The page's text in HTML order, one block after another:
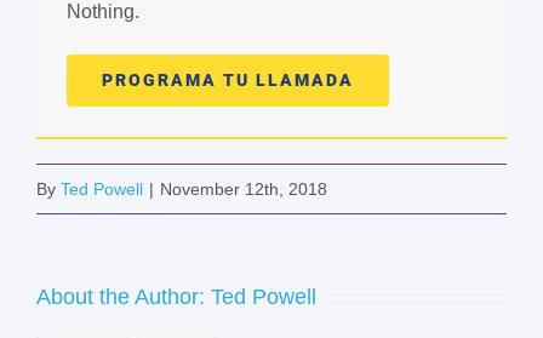
Nothing.
PROGRAMA TU LLAMADA
By Ted Powell | November 12th, 2018
About the Author: Ted Powell